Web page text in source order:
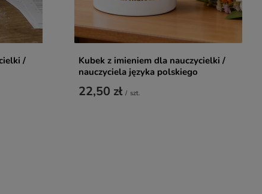
/
Kubek z imieniem dla nauczycielki /
nauczyciela języka polskiego
22,50 zł / szt.